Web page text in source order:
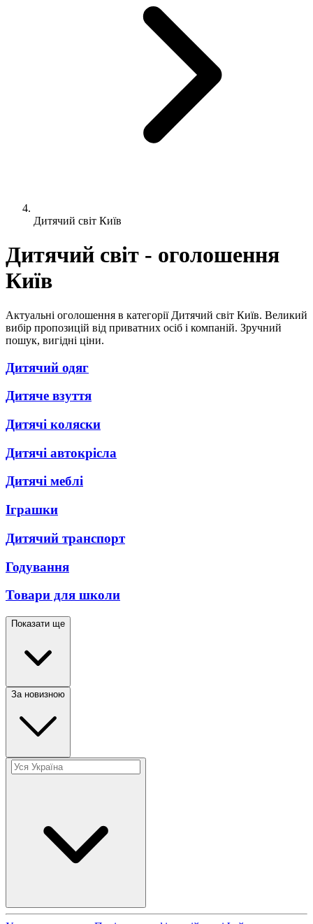
Дитячий світ Київ
Дитячий світ - оголошення
Київ
Актуальні оголошення в категорії Дитячий світ Київ. Великий
вибір пропозицій від приватних осіб і компаній. Зручний
пошук, вигідні ціни.
Дитячий одяг
Дитяче взуття
Дитячі коляски
Дитячі автокрісла
Дитячі меблі
Іграшки
Дитячий транспорт
Годування
Товари для школи
Показати ще
За новизною